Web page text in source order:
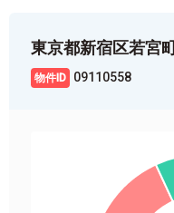
東京都新宿区若宮
09110558